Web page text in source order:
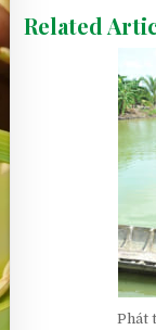
Related
Phát